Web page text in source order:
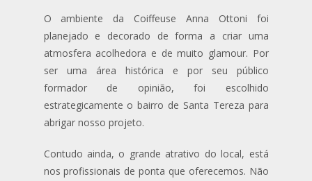
O ambiente da Coiffeuse Anna Ottoni foi
planejado e decorado de forma a criar uma
atmosfera acolhedora e de muito glamour. Por
ser uma área histórica e por seu público
formador de opinião, foi escolhido
estrategicamente o bairro de Santa Tereza para
abrigar nosso projeto.
Contudo ainda, o grande atrativo do local, está
nos profissionais de ponta que oferecemos. Não